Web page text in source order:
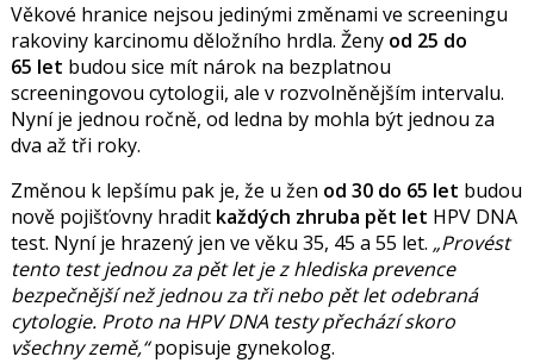
Věkové hranice nejsou jedinými změnami ve screeningu
rakoviny karcinomu děložního hrdla. Ženy od 25 do
65 let budou sice mít nárok na bezplatnou
screeningovou cytologii, ale v rozvolněnějším intervalu.
Nyní je jednou ročně, od ledna by mohla být jednou za
dva až tři roky.
Změnou k lepšímu pak je, že u žen od 30 do 65 let budou
nově pojišťovny hradit každých zhruba pět let HPV DNA
test. Nyní je hrazený jen ve věku 35, 45 a 55 let. Provést
tento test jednou za pět let je z hlediska prevence
bezpečnější než jednou za tři nebo pět let odebraná
cytologie. Proto na HPV DNA testy přechází skoro
všechny země, popisuje gynekolog.